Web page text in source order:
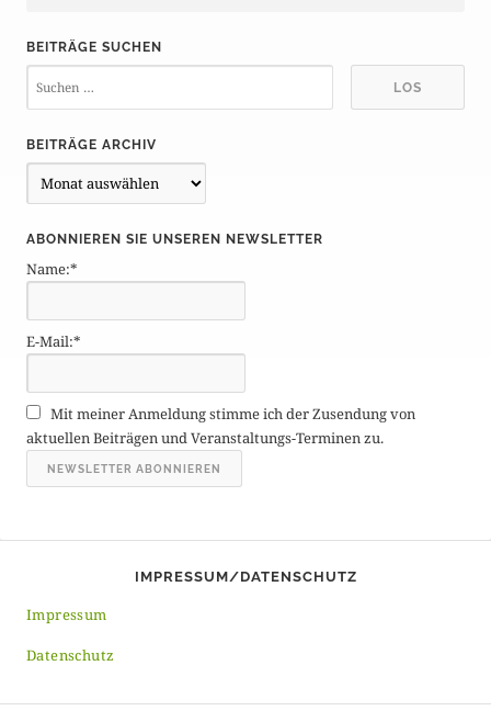
BEITRÄGE SUCHEN
BEITRÄGE ARCHIV
e
t
r
g
e
r
c
h
v
ABONNIEREN SIE UNSEREN NEWSLETTER
Name:*
E-Mail:*
Mit meiner Anmeldung stimme ich der Zusendung von
aktuellen Beiträgen und Veranstaltungs-Terminen zu.
IMPRESSUM/DATENSCHUTZ
Impressum
Datenschutz